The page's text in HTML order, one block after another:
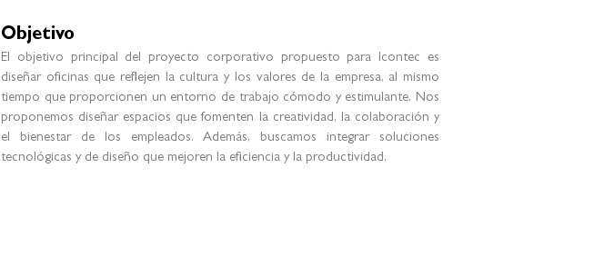
Objetivo
El objetivo principal del proyecto corporativo propuesto para Icontec es
diseñar oficinas que reflejen la cultura y los valores de la empresa, al mismo
tiempo que proporcionen un entorno de trabajo cómodo y estimulante. Nos
proponemos diseñar espacios que fomenten la creatividad, la colaboración y
el bienestar de los empleados. Además, buscamos integrar soluciones
tecnológicas y de diseño que mejoren la eficiencia y la productividad.